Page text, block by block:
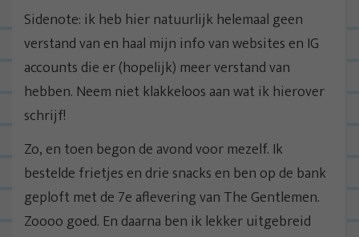
Sidenote: ik heb hier natuurlijk helemaal geen
verstand van en haal mijn info van websites en IG
accounts die er (hopelijk) meer verstand van
hebben. Neem niet klakkeloos aan wat ik hierover
schrijf!
Zo, en toen begon de avond voor mezelf. Ik
bestelde frietjes en drie snacks en ben op de bank
geploft met de 7e aflevering van The Gentlemen.
Zoooo goed. En daarna ben ik lekker uitgebreid